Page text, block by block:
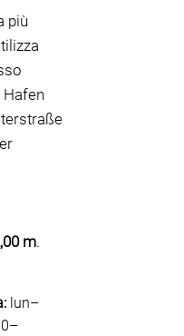
più
m.
lun–